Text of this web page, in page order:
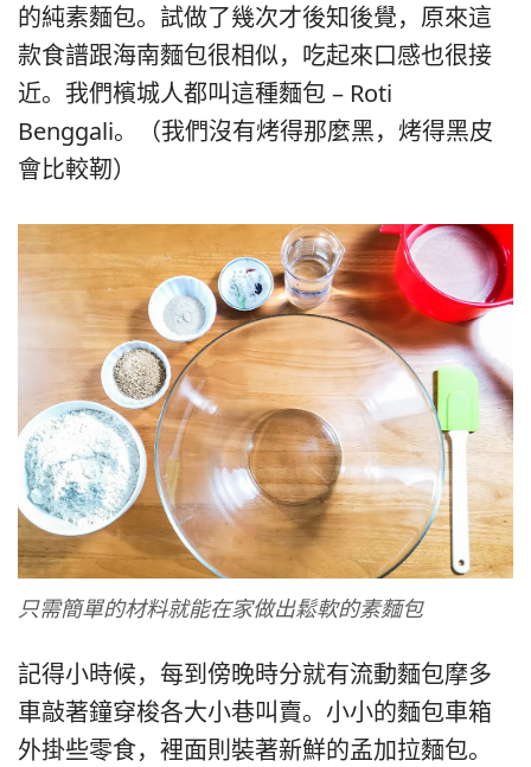
的純素麵包。試做了幾次才後知後覺，原來這
款食譜跟海南麵包很相似，吃起來口感也很接
近。我們檳城人都叫這種麵包 – Roti
Benggali。（我們沒有烤得那麼黑，烤得黑皮
會比較靭）
只需簡單的材料就能在家做出鬆軟的素麵包
記得小時候，每到傍晚時分就有流動麵包摩多
車敲著鐘穿梭各大小巷叫賣。小小的麵包車箱
外掛些零食，裡面則裝著新鮮的孟加拉麵包。